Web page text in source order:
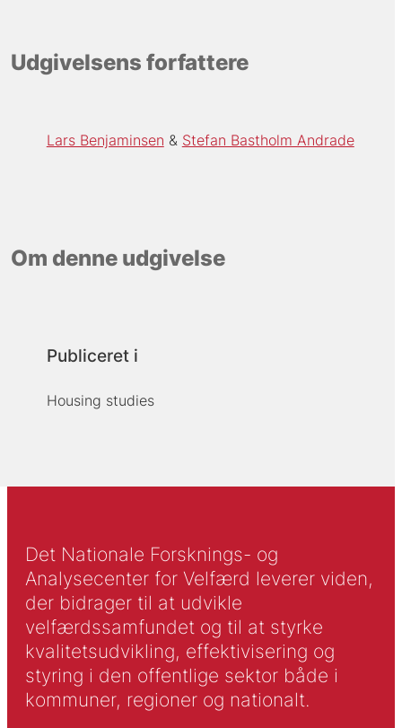
Udgivelsens forfattere
Lars Benjaminsen Stefan Bastholm Andrade
Om denne udgivelse
Publiceret i
Housing studies
Det Nationale Forsknings- og
Analysecenter for Velfærd leverer viden,
der bidrager til at udvikle
velfærdssamfundet og til at styrke
kvalitetsudvikling, effektivisering og
styring i den offentlige sektor både i
kommuner, regioner og nationalt.